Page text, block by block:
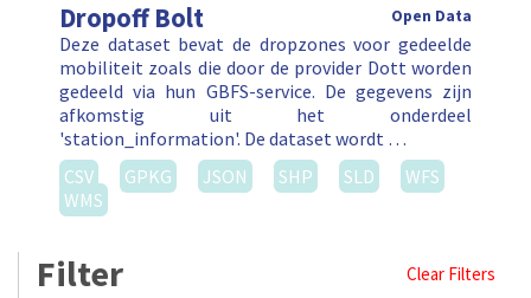
Dropoff Bolt Open Data
Deze dataset bevat de dropzones voor gedeelde
mobiliteit zoals die door de provider Dott worden
gedeeld via hun GBFS-service. De gegevens zijn
afkomstig uit het onderdeel
'station_information'. De dataset wordt …
CSV
GPKG JSON SHP SLD
WFS
WMS
Filter Clear Filters